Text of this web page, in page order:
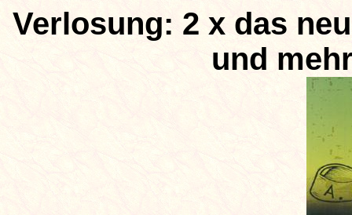
Verlosung: 2 x das
und